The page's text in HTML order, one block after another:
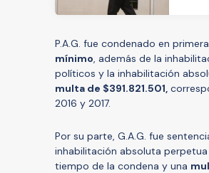
P.A.G. fue condenado en
mínimo, además de la
políticos y la inhabilitación
multa de $391.821.501,
2016 y 2017.
Por su parte, G.A.G. fue
inhabilitación absoluta
tiempo de la condena y una